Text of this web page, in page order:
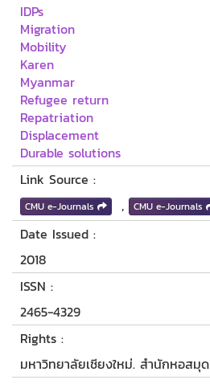
IDPs
Migration
Mobility
Karen
Myanmar
Refugee return
Repatriation
Displacement
Durable solutions
Link Source :
CMU e-Journals , CMU e-Journals
Date Issued :
2018
ISSN :
2465-4329
Rights :
มหาวิทยาลัยเชียงใหม่. สำนักหอสมุด